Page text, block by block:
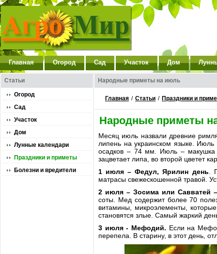
Главная Огород Сад Участок Дом
Статьи
Огород
Сад
Участок
Дом
Лунные календари
Праздники и приметы
Болезни и вредители
Народные приметы на июль
Главная / Статьи / Праздники и
Народные приметы
Месяц июль назвали древние
липень на украинском языке.
осадков – 74 мм. Июль – макушка
зацветает липа, во второй цветет
1 июля – Федул, Ярилин день .
матрасы свежескошенной травой.
2 июля – Зосима или Савватей
соты. Мед содержит более 70
витамины, микроэлементы,
становятся злые. Самый жаркий
3 июля - Мефодий. Если на
перепела. В старину, в этот день,